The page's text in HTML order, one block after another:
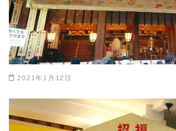
2021年1月12日